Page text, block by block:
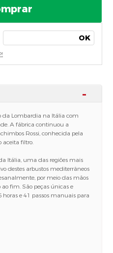
OK
da Lombardia na Itália com
A fábrica continuou a
Rossi, conhecida pela
aceita filtro.
Itália, uma das regiões mais
destes arbustos mediterrâneos
por meio das mãos
fim. São peças únicas e
e 41 passos manuais para